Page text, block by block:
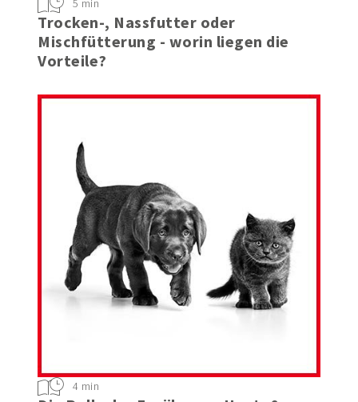
Trocken-, Nassfutter oder
Mischfütterung - worin liegen die
5 min